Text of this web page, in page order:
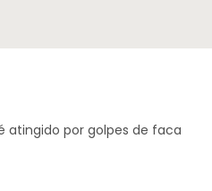
atingido por golpes de faca